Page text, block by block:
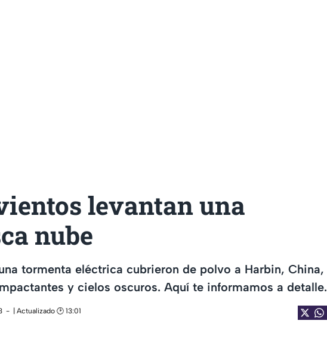
levantan una
nube
tormenta eléctrica cubrieron de polvo a Harbin, China,
y cielos oscuros. Aquí te informamos a detalle.
| Actualizado 🕑 13:01